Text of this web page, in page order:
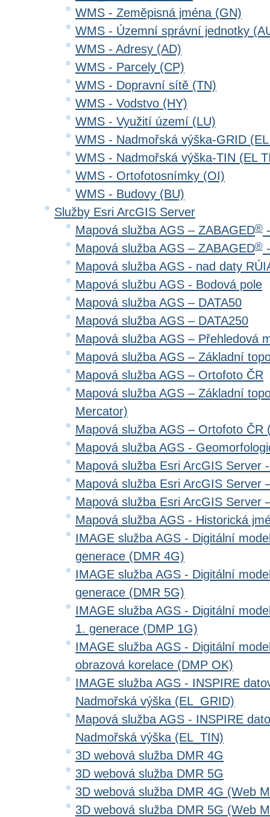
WMS - Zeměpisná jména (GN)
WMS - Územní správní jednotky
WMS - Adresy (AD)
WMS - Parcely (CP)
WMS - Dopravní sítě (TN)
WMS - Vodstvo (HY)
WMS - Využití území (LU)
WMS - Nadmořská výška-GRID
WMS - Nadmořská výška-TIN (EL
WMS - Ortofotosnímky (OI)
WMS - Budovy (BU)
Služby Esri ArcGIS Server
Mapová služba AGS – ZABAGED®
Mapová služba AGS – ZABAGED®
Mapová služba AGS - nad daty
Mapová službu AGS - Bodová pole
Mapová služba AGS – DATA50
Mapová služba AGS – DATA250
Mapová služba AGS – Přehledová
Mapová služba AGS – Základní
Mapová služba AGS – Ortofoto ČR
Mapová služba AGS – Základní
Mercator)
Mapová služba AGS – Ortofoto ČR
Mapová služba AGS -
Mapová služba Esri ArcGIS Server
Mapová služba Esri ArcGIS Server
Mapová služba Esri ArcGIS Server
Mapová služba AGS - Historická
IMAGE služba AGS - Digitální
generace (DMR 4G)
IMAGE služba AGS - Digitální
generace (DMR 5G)
IMAGE služba AGS - Digitální
1. generace (DMP 1G)
IMAGE služba AGS - Digitální
obrazová korelace (DMP OK)
IMAGE služba AGS - INSPIRE
Nadmořská výška (EL_GRID)
Mapová služba AGS - INSPIRE
Nadmořská výška (EL_TIN)
3D webová služba DMR 4G
3D webová služba DMR 5G
3D webová služba DMR 4G (Web
3D webová služba DMR 5G (Web